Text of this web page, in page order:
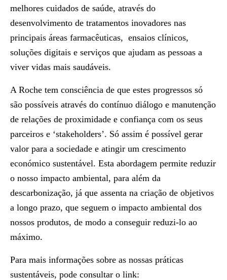
melhores cuidados de saúde, através do
desenvolvimento de tratamentos inovadores nas
principais áreas farmacêuticas, ensaios clínicos,
soluções digitais e serviços que ajudam as pessoas a
viver vidas mais saudáveis.
A Roche tem consciência de que estes progressos só
são possíveis através do contínuo diálogo e manutenção
de relações de proximidade e confiança com os seus
parceiros e ‘stakeholders’. Só assim é possível gerar
valor para a sociedade e atingir um crescimento
económico sustentável. Esta abordagem permite reduzir
o nosso impacto ambiental, para além da
descarbonização, já que assenta na criação de objetivos
a longo prazo, que seguem o impacto ambiental dos
nossos produtos, de modo a conseguir reduzi-lo ao
máximo.
Para mais informações sobre as nossas práticas
sustentáveis, pode consultar o link: